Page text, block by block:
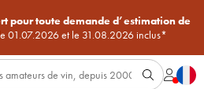
pour toute demande d’estimation de
01.07.2026 et le 31.08.2026 inclus*